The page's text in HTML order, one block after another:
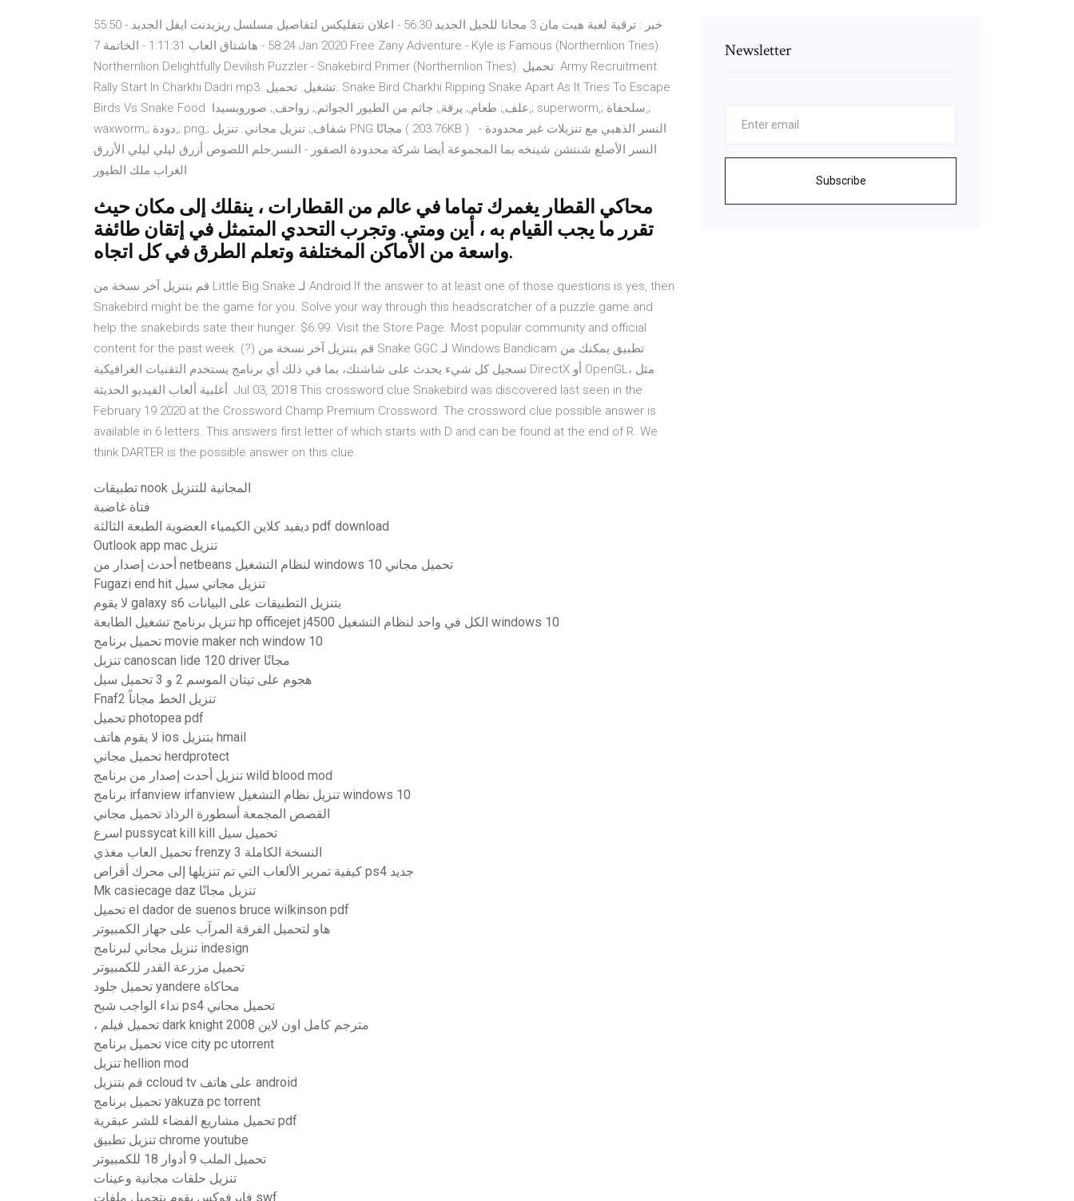
55:50 - خبر : ترقية لعبة هيت مان 3 مجانا للجيل الجديد 56:30 - اعلان نتفليكس لتفاصيل مسلسل ريزيدنت ايفل الجديد
58:24 - هاشتاق العاب 1:11:31 - الخاتمة 7 Jan 2020 Free Zany Adventure - Kyle is Famous (Northernlion Tries).
Northernlion Delightfully Devilish Puzzler - Snakebird Primer (Northernlion Tries). تحميل. Army Recruitment
Rally Start In Charkhi Dadri mp3. تشغيل. تحميل. Snake Bird Charkhi Ripping Snake Apart As It Tries To Escape
Birds Vs Snake Food علف,; طعام,; يرقة,; جاثم من الطيور الجواثم,; زواحف,; صوروبسيدا,; superworm,; سلحفاة,;
waxworm,; دودة,; png,; شفاف,; تنزيل مجاني. تنزيل PNG مجانًا ( 203.76KB ) النسر الذهبي مع تنزيلات غير محدودة -
النسر الأصلع شنتشن شينخه بما المجموعة أيضا شركة محدودة الصقور - النسر,حلم اللصوص أزرق ليلي ليلي الأزرق
محاكي القطار يغمرك تماما في عالم من القطارات ، ينقلك إلى مكان حيث
تقرر ما يجب القيام به ، أين ومتى. وتجرب التحدي المتمثل في إتقان طائفة
واسعة من الأماكن المختلفة وتعلم الطرق في كل اتجاه.
قم بتنزيل آخر نسخة من Little Big Snake لـ Android If the answer to at least one of those questions is yes, then
Snakebird might be the game for you. Solve your way through this headscratcher of a puzzle game and
help the snakebirds sate their hunger. $6.99. Visit the Store Page. Most popular community and official
content for the past week. (?) قم بتنزيل آخر نسخة من Snake GGC لـ Windows Bandicam تطبيق يمكنك من
تسجيل كل شيء يحدث على شاشتك، بما في ذلك أي برنامج يستخدم التقنيات الغرافيكية DirectX أو OpenGL، مثل
أغلبية ألعاب الفيديو الحديثة. Jul 03, 2018 This crossword clue Snakebird was discovered last seen in the
February 19 2020 at the Crossword Champ Premium Crossword. The crossword clue possible answer is
available in 6 letters. This answers first letter of which starts with D and can be found at the end of R. We
think DARTER is the possible answer on this clue.
تطبيقات nook المجانية للتنزيل
فتاة غاضبة
ديفيد كلاين الكيمياء العضوية الطبعة الثالثة pdf download
Outlook app mac تنزيل
أحدث إصدار من netbeans لنظام التشغيل windows 10 تحميل مجاني
Fugazi end hit تنزيل مجاني سيل
لا يقوم galaxy s6 بتنزيل التطبيقات على البيانات
تنزيل برنامج تشغيل الطابعة hp officejet j4500 الكل في واحد لنظام التشغيل windows 10
تحميل برنامج movie maker nch window 10
تنزيل canoscan lide 120 driver مجانًا
هجوم على تيتان الموسم 2 و 3 تحميل سيل
Fnaf2 تنزيل الخط مجاناً
تحميل photopea pdf
لا يقوم هاتف ios بتنزيل hmail
تحميل مجاني herdprotect
تنزيل أحدث إصدار من برنامج wild blood mod
برنامج irfanview irfanview تنزيل نظام التشغيل windows 10
القصص المجمعة أسطورة الرذاذ تحميل مجاني
اسرع pussycat kill kill تحميل سيل
تحميل العاب مغذي frenzy 3 النسخة الكاملة
كيفية تمرير الألعاب التي تم تنزيلها إلى محرك أقراص ps4 جديد
Mk casiecage daz تنزيل مجانًا
تحميل el dador de suenos bruce wilkinson pdf
هاو لتحميل الفرقة المرآب على جهاز الكمبيوتر
تنزيل مجاني لبرنامج indesign
تحميل مزرعة القدر للكمبيوتر
تحميل جلود yandere محاكاة
نداء الواجب شبح ps4 تحميل مجاني
، تحميل فيلم dark knight 2008 مترجم كامل اون لاين
تحميل برنامج vice city pc utorrent
تنزيل hellion mod
قم بتنزيل ccloud tv على هاتف android
تحميل برنامج yakuza pc torrent
تحميل مشاريع الفضاء للشر عبقرية pdf
تنزيل تطبيق chrome youtube
تحميل الملب 9 أدوار 18 للكمبيوتر
تنزيل حلقات مجانية وعينات
فايرفوكس يقوم بتحميل ملفات swf
Newsletter
Subscribe